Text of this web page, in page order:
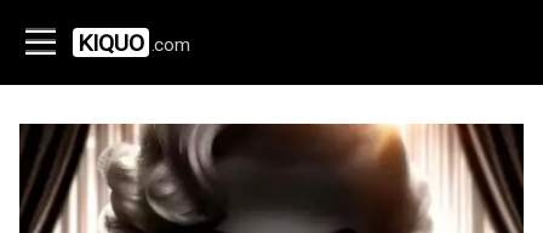
KIQUO .com